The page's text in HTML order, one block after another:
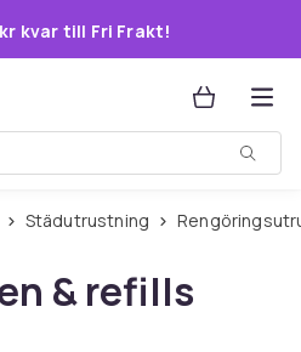
kvar till Fri Frakt!
Städutrustning
& refills